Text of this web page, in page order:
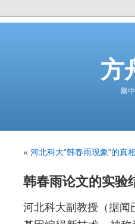
方
脑
« 河北科大“韩春雨现象”的真
韩春雨论文的实验
河北科大副教授（据闻